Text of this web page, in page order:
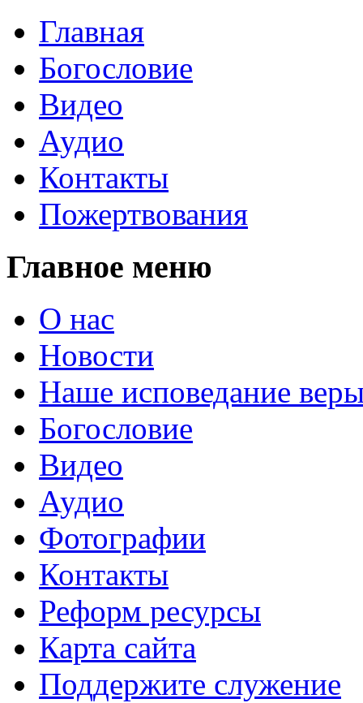
Главная
Богословие
Видео
Аудио
Контакты
Пожертвования
Главное меню
О нас
Новости
Наше исповедание
Богословие
Видео
Аудио
Фотографии
Контакты
Реформ ресурсы
Карта сайта
Поддержите служение